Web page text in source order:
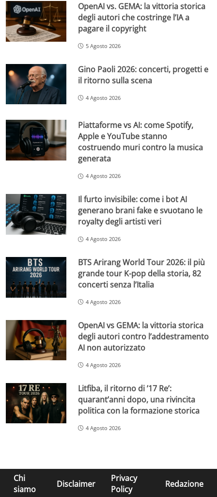
OpenAI vs. GEMA: la vittoria storica
degli autori che costringe l’IA a
pagare il copyright
5 Agosto 2026
Gino Paoli 2026: concerti, progetti e
il ritorno sulla scena
4 Agosto 2026
Piattaforme vs AI: come Spotify,
Apple e YouTube stanno
costruendo muri contro la musica
generata
4 Agosto 2026
Il furto invisibile: come i bot AI
generano brani fake e svuotano le
royalty degli artisti veri
4 Agosto 2026
BTS Arirang World Tour 2026: il più
grande tour K-pop della storia, 82
concerti senza l’Italia
4 Agosto 2026
OpenAI vs GEMA: la vittoria storica
degli autori contro l’addestramento
AI non autorizzato
4 Agosto 2026
Litfiba, il ritorno di ’17 Re’:
quarant’anni dopo, una rivincita
politica con la formazione storica
4 Agosto 2026
Chi
siamo
Disclaimer
Privacy
Policy
Redazione